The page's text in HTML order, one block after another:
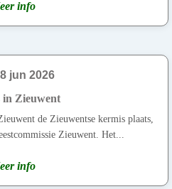
info
jun 2026
in Zieuwent
de Zieuwentse kermis plaats,
Zieuwent. Het...
info